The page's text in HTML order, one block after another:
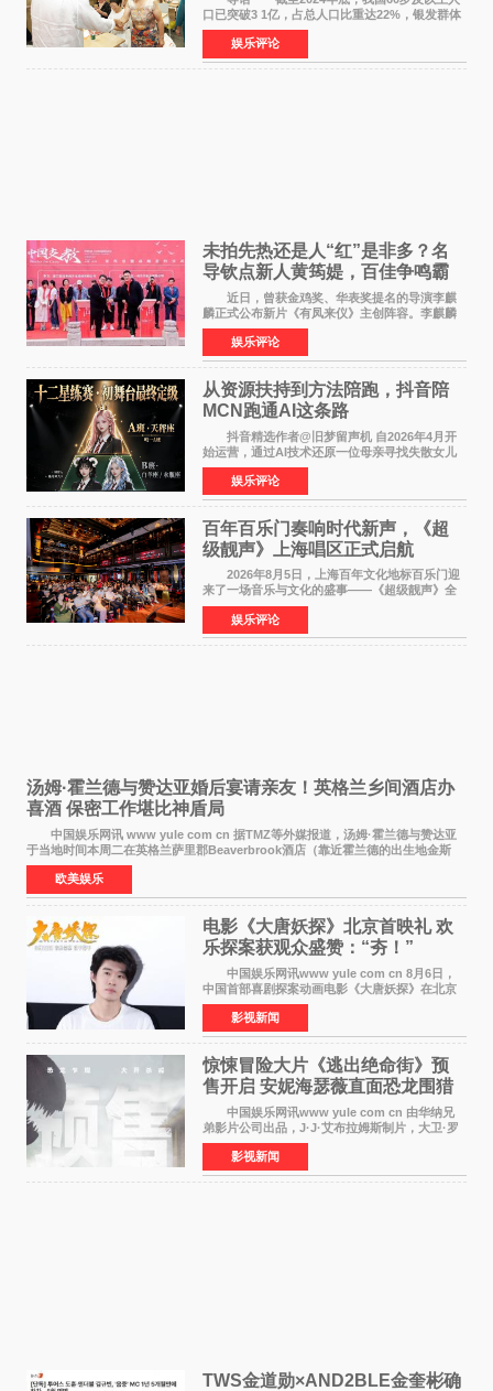
口已突破3 1亿，占总人口比重达22%，银发群体
的精神文化需求日益凸显。2024年1月，国务院办
公厅印发《关于发展银发经济增进老年人福祉的
意见》——这是
娱乐评论
未拍先热还是人“红”是非多？名
导钦点新人黄筠媞，百佳争鸣霸
气回应
近日，曾获金鸡奖、华表奖提名的导演李麒
麟正式公布新片《有凤来仪》主创阵容。李麒麟
早年凭电影《华容道》获得金鸡奖、华表奖提
名，此后长期参与国内外电影制作，其担任制片
人参与的作品亦曾
娱乐评论
从资源扶持到方法陪跑，抖音陪
MCN跑通AI这条路
抖音精选作者@旧梦留声机 自2026年4月开
始运营，通过AI技术还原一位母亲寻找失散女儿
的故事，凭借强情感表达获得大量用户关注，发
布仅21小时便获得超1亿曝光、超1000万互动。
此后，账号持续沿
娱乐评论
百年百乐门奏响时代新声，《超
级靓声》上海唱区正式启航
2026年8月5日，上海百年文化地标百乐门迎
来了一场音乐与文化的盛事——《超级靓声》全
国励志音乐公益节目上海唱区新闻发布会暨启动
仪式在此隆重举行。各界领导、嘉宾与媒体朋友
齐聚一堂，共同
娱乐评论
汤姆·霍兰德与赞达亚婚后宴请亲友！英格兰乡间酒店办
喜酒 保密工作堪比神盾局
中国娱乐网讯 www yule com cn 据TMZ等外媒报道，汤姆·霍兰德与赞达亚
于当地时间本周二在英格兰萨里郡Beaverbrook酒店（靠近霍兰德的出生地金斯
顿）举办婚宴，邀请家人与朋友们喝喜酒，庆祝
欧美娱乐
电影《大唐妖探》北京首映礼 欢
乐探案获观众盛赞：“夯！”
中国娱乐网讯www yule com cn 8月6日，
中国首部喜剧探案动画电影《大唐妖探》在北京
举办电影首映礼。导演程腾、联合导演黄珉、总
制片人曹紫建、制片人李莹莹，配音导演张喆，
对白指导程寅，领
影视新闻
惊悚冒险大片《逃出绝命街》预
售开启 安妮海瑟薇直面恐龙围猎
中国娱乐网讯www yule com cn 由华纳兄
弟影片公司出品，J·J·艾布拉姆斯制片，大卫·罗
伯特·米切尔执导，好莱坞巨星安妮·海瑟薇和伊万
·麦克格雷格领衔主演的2026暑期惊悚冒险大片
《逃出绝
影视新闻
TWS金道勋×AND2BLE金奎彬确